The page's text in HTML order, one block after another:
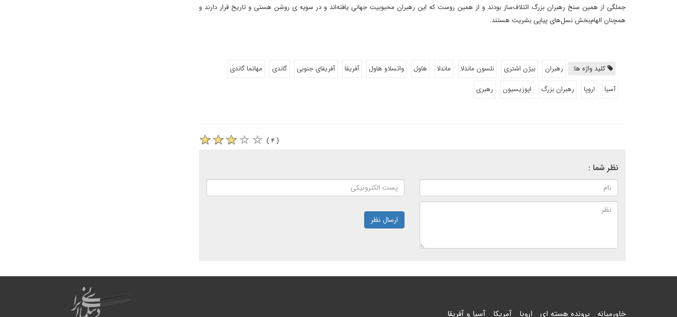
جملگی از همین سنخ رهبران بزرگ ائتلاف‌ساز بودند و از همین روست که این رهبران محبوبیت جهانی یافته‌اند و در سویه ی روشن هستی و تاریخ قرار دارند و
همچنان الهام‌بخش نسل‌های پیاپی بشریت هستند.
کلید واژه ها: رهبران بیژن اشتری نلسون ماندلا ماندلا هاول واتسلاو هاول آفریقا آفریقای جنوبی گاندی
مهاتما گاندی
آسیا
اروپا رهبران بزرگ اپوزیسیون رهبری
( ۴ )
نظر شما :
ارسال نظر
خاورمیانه پرونده هسته ای اروپا آمریکا آسیا و آفریقا